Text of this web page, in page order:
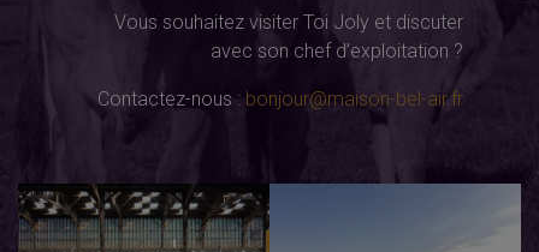
Vous souhaitez visiter Toi Joly et discuter
avec son chef d’exploitation ?
Contactez-nous : bonjour@maison-bel-air.fr